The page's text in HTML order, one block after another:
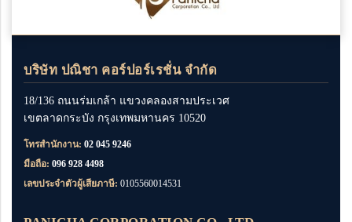
บริษัท ปณิชา คอร์ปอร์เรชั่น จำกัด
18/136 ถนนร่มเกล้า แขวงคลองสามประเวศ
เขตลาดกระบัง กรุงเทพมหานคร 10520
โทรสำนักงาน: 02 045 9246
มือถือ: 096 928 4498
เลขประจำตัวผู้เสียภาษี: 0105560014531